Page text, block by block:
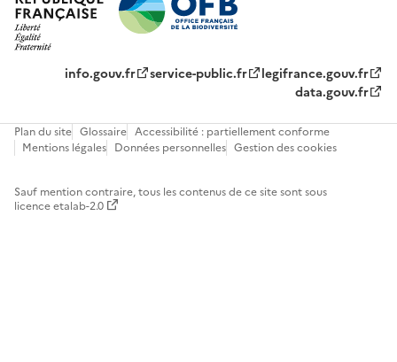
info.gouv.fr service-public.fr
legifrance.gouv.fr
data.gouv.fr
Plan du site Glossaire Accessibilité : partiellement conforme
Mentions légales Données personnelles Gestion des cookies
Sauf mention contraire, tous les contenus de ce site sont sous
licence etalab-2.0